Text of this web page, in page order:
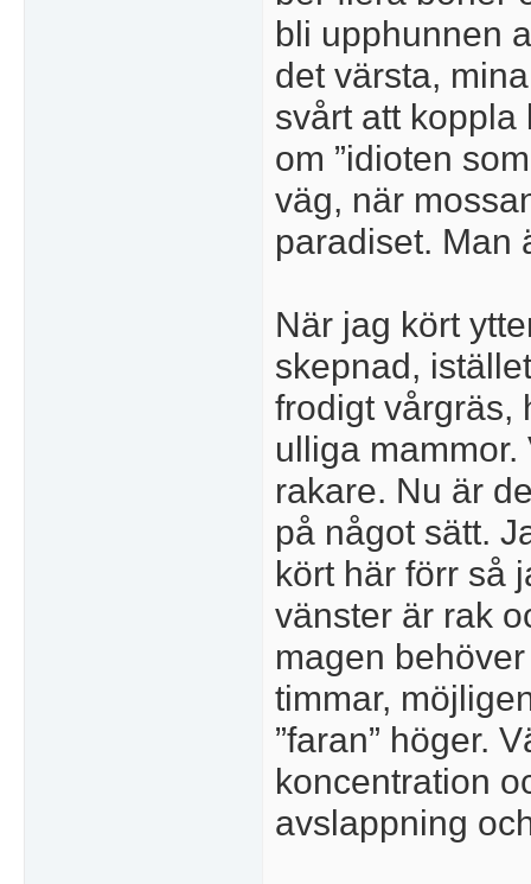
bli upphunnen
det värsta,
svårt att
om ”idioten
väg, när
paradiset. Man
När jag kört
skepnad,
frodigt vårgräs,
ulliga
rakare. Nu är
på något sätt.
kört här förr så
vänster är rak
magen
timmar,
”faran” höger.
koncentration
avslappning